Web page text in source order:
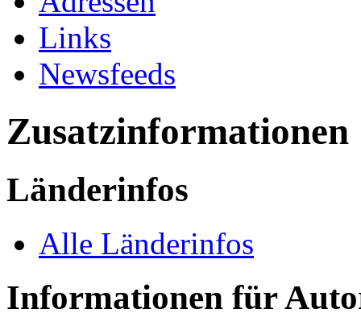
Links
Newsfeeds
Zusatzinformationen
Länderinfos
Alle Länderinfos
Informationen für